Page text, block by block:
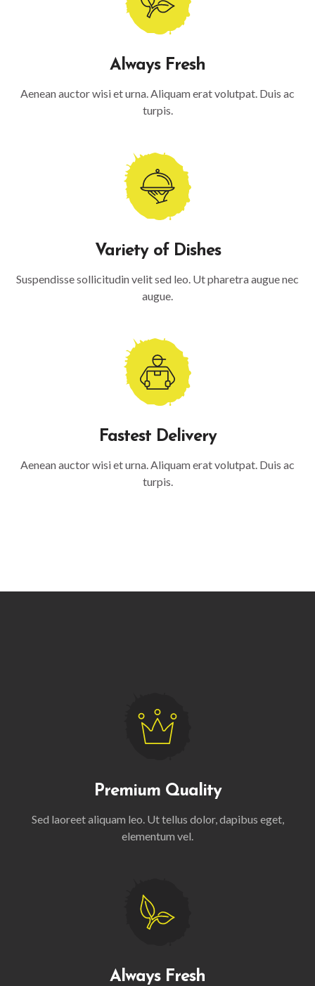
Always Fresh
Aenean auctor wisi et urna. Aliquam erat volutpat. Duis ac
turpis.
Variety of Dishes
Suspendisse sollicitudin velit sed leo. Ut pharetra augue nec
augue.
Fastest Delivery
Aenean auctor wisi et urna. Aliquam erat volutpat. Duis ac
turpis.
Premium Quality
Sed laoreet aliquam leo. Ut tellus dolor, dapibus eget,
elementum vel.
Always Fresh